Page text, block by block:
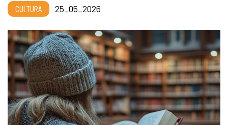
CULTURA 25_05_2026